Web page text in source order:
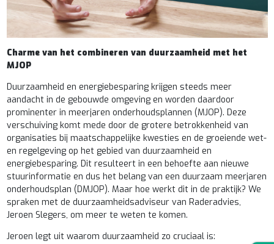
Charme van het combineren van duurzaamheid met het
MJOP
Duurzaamheid en energiebesparing krijgen steeds meer
aandacht in de gebouwde omgeving en worden daardoor
prominenter in meerjaren onderhoudsplannen (MJOP). Deze
verschuiving komt mede door de grotere betrokkenheid van
organisaties bij maatschappelijke kwesties en de groeiende wet-
en regelgeving op het gebied van duurzaamheid en
energiebesparing. Dit resulteert in een behoefte aan nieuwe
stuurinformatie en dus het belang van een duurzaam meerjaren
onderhoudsplan (DMJOP). Maar hoe werkt dit in de praktijk? We
spraken met de duurzaamheidsadviseur van Raderadvies,
Jeroen Slegers, om meer te weten te komen.
Jeroen legt uit waarom duurzaamheid zo cruciaal is: